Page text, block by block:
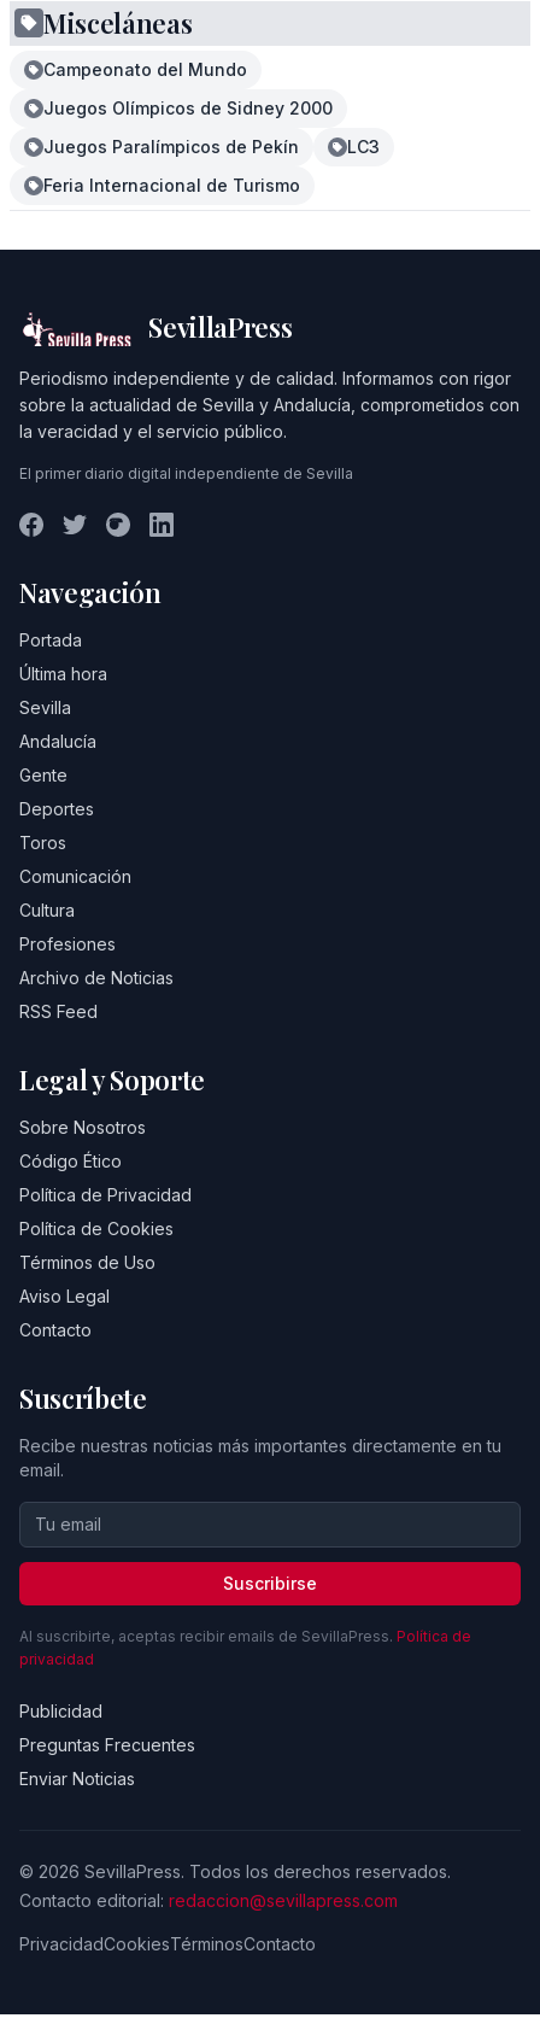
Misceláneas
Campeonato del Mundo
Juegos Olímpicos de Sidney 2000
Juegos Paralímpicos de Pekín
LC3
Feria Internacional de Turismo
SevillaPress
Periodismo independiente y de calidad. Informamos con rigor
sobre la actualidad de Sevilla y Andalucía, comprometidos con
la veracidad y el servicio público.
El primer diario digital independiente de Sevilla
Navegación
Portada
Última hora
Sevilla
Andalucía
Gente
Deportes
Toros
Comunicación
Cultura
Profesiones
Archivo de Noticias
RSS Feed
Legal y Soporte
Sobre Nosotros
Código Ético
Política de Privacidad
Política de Cookies
Términos de Uso
Aviso Legal
Contacto
Suscríbete
Recibe nuestras noticias más importantes directamente en tu
email.
Suscribirse
Al suscribirte, aceptas recibir emails de SevillaPress. Política de
privacidad
Publicidad
Preguntas Frecuentes
Enviar Noticias
© 2026 SevillaPress. Todos los derechos reservados.
Contacto editorial: redaccion@sevillapress.com
PrivacidadCookiesTérminosContacto